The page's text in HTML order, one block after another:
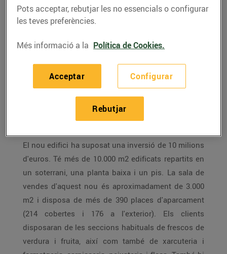
El primer hipermercat
Garrotxa (Girona) obre les seves portes aquest
al costat de l'Hospital Comarcal d’Olot. Aquest
establiment delGrup Bon Preués el segon a la
localitat, ja que hi ha un supermercat
centre de la població. Aquest Esclat és el 45è a tot
El nou edifici ha suposat una inversió de 10 milions
d'euros. Té més de 10.000 m2 edificats repartits en
un soterrani, una planta baixa i un pis. La sala de
vendes d'aquest nou és aproximadament de 3.000
m2 i disposa de més de 390 places d'aparcament
(214 cobertes i 176 a l'exterior). Els clients
disposaran de les seccions habituals de frescos de
verdura i fruita, així com també de xarcuteria i
Pots acceptar, rebutjar les no essencials o configurar
les teves preferències.
Més informació a la Política de Cookies.
Configurar
Rebutjar
Acceptar